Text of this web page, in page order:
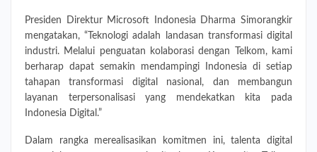
Presiden Direktur Microsoft Indonesia Dharma Simorangkir
mengatakan, “Teknologi adalah landasan transformasi digital
industri. Melalui penguatan kolaborasi dengan Telkom, kami
berharap dapat semakin mendampingi Indonesia di setiap
tahapan transformasi digital nasional, dan membangun
layanan terpersonalisasi yang mendekatkan kita pada
Indonesia Digital.”
Dalam rangka merealisasikan komitmen ini, talenta digital